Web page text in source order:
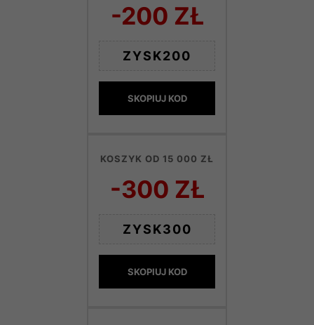
-200 ZŁ
ZYSK200
SKOPIUJ KOD
KOSZYK OD 15 000 ZŁ
-300 ZŁ
ZYSK300
SKOPIUJ KOD